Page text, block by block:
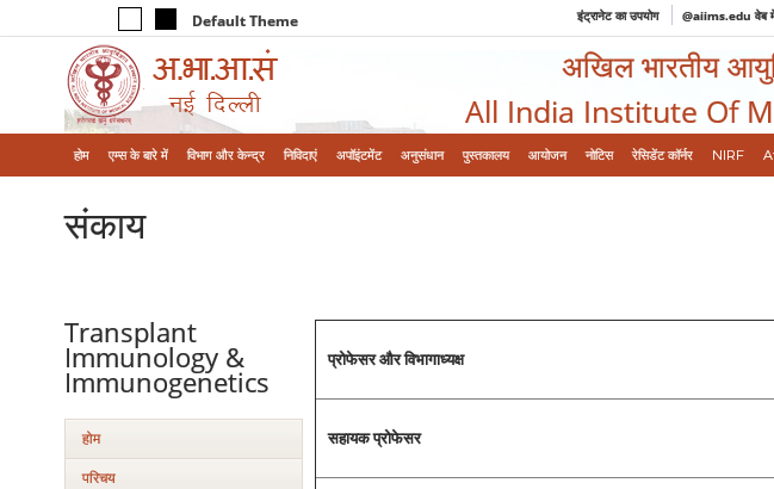
Default Theme इंट्रानेट का उपयोग @aiims.edu वेब
अखिल भारतीय
All India Institute Of
होम एम्‍स के बारे में विभाग और केन्‍द्र निविदाएं अपॉइंटमेंट अनुसंधान पुस्तकालय आयोजन नोटिस रेसिडेंट कॉर्नर NIRF
संकाय
Transplant
Immunology &
Immunogenetics
होम
परिचय
प्रोफेसर और विभागाध्‍यक्ष
सहायक प्रोफेसर